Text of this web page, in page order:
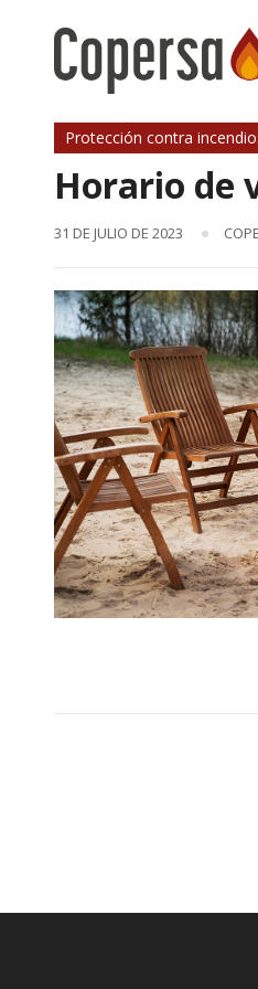
content
Protección contra
Horario de
31 DE JULIO DE 2023